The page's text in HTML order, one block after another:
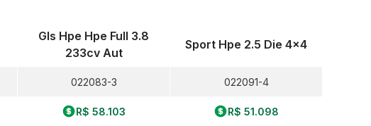
Gls Hpe Hpe Full 3.8
233cv Aut
022083-3
R$ 58.103
Sport Hpe 2.5 Die 4x4
022091-4
R$ 51.098